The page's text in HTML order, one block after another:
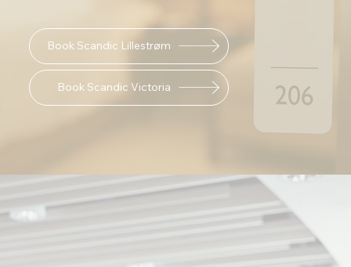
Book Scandic Lillestrøm
Book Scandic Victoria